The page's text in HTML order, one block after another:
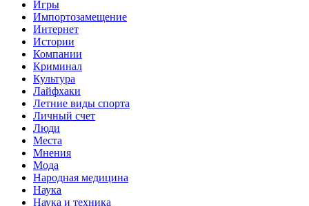
Игры
Импортозамещение
Интернет
Истории
Компании
Криминал
Культура
Лайфхаки
Летние виды спорта
Личный счет
Люди
Места
Мнения
Мода
Народная медицина
Наука
Наука и техника